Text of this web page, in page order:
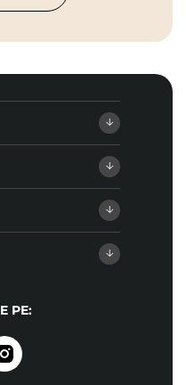
PE: